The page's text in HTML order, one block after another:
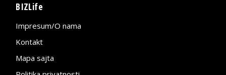
BIZLife
Impresum/O nama
Kontakt
Mapa sajta